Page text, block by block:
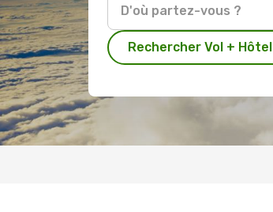
Rechercher Vol + Hôtel